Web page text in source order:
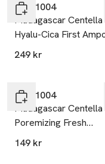
SKIN1004
Madagascar Centella
Hyalu-Cica First
249 kr
SKIN1004
Madagascar Centella
Poremizing Fresh
Ampoule
149 kr